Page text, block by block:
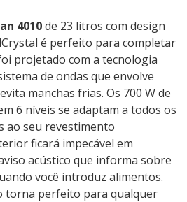
4010de 23 litros com design
é perfeito para completar
projetado com a tecnologia
de ondas que envolve
manchas frias. Os 700 W de
6 níveis se adaptam a todos os
ao seu revestimento
ficará impecável em
acústico que informa sobre
você introduz alimentos.
torna perfeito para qualquer